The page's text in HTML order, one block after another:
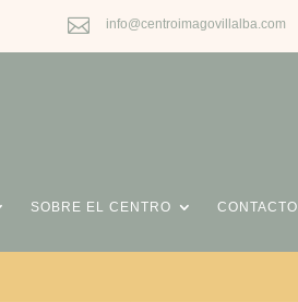
 info@centroimagovillalba.com
SOBRE EL CENTRO CONTACTO